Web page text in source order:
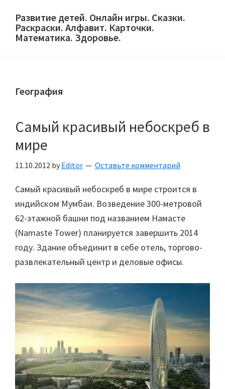
primary
main
primary
Развитие детей. Онлайн игры. Сказки.
Раскраски. Алфавит. Карточки.
Математика. Здоровье.
и
родителей.
География
Самый красивый небоскреб в
мире
11.10.2012 by Editor Оставьте комментарий
Самый красивый небоскреб в мире строится в
индийском Мумбаи. Возведение 300-метровой
62-этажной башни под названием Намасте
(Namaste Tower) планируется завершить 2014
году. Здание объединит в себе отель, торгово-
развлекательный центр и деловые офисы.